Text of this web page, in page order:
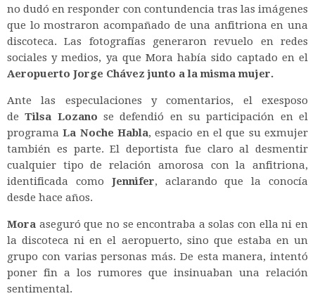
no dudó en responder con contundencia tras las imágenes
que lo mostraron acompañado de una anfitriona en una
discoteca. Las fotografías generaron revuelo en redes
sociales y medios, ya que Mora había sido captado en el
Aeropuerto Jorge Chávez junto a la misma mujer.
Ante las especulaciones y comentarios, el exesposo
deTilsa Lozano se defendió en su participación en el
programaLa Noche Habla, espacio en el que su exmujer
también es parte. El deportista fue claro al desmentir
cualquier tipo de relación amorosa con la anfitriona,
identificada como Jennifer, aclarando que la conocía
desde hace años.
Mora aseguró que no se encontraba a solas con ella ni en
la discoteca ni en el aeropuerto, sino que estaba en un
grupo con varias personas más. De esta manera, intentó
poner fin a los rumores que insinuaban una relación
sentimental.